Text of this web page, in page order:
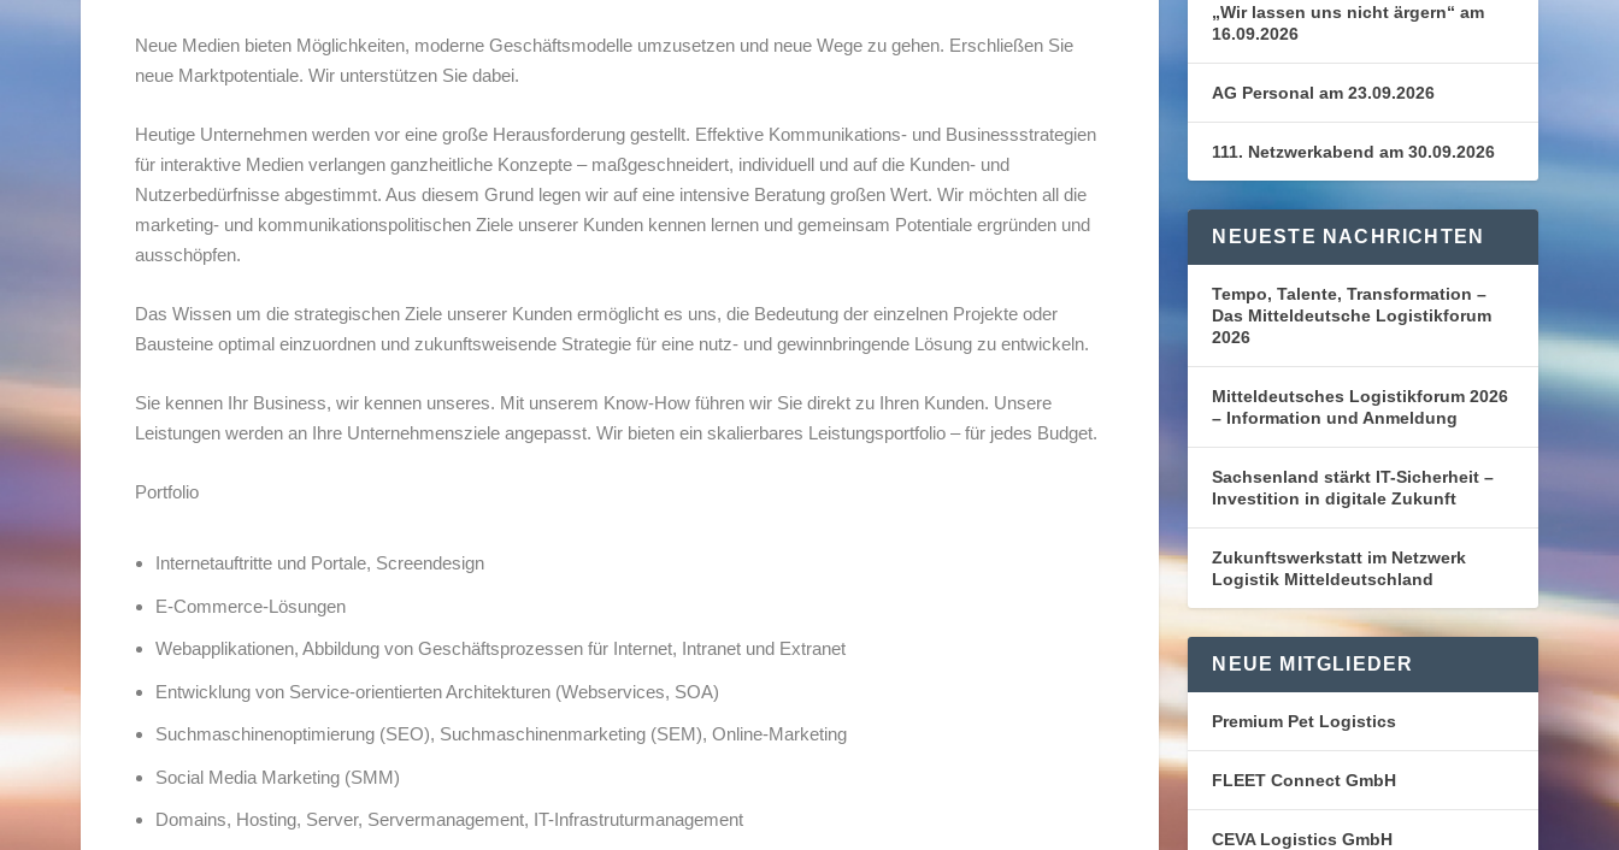
Neue Medien bieten Möglichkeiten, moderne Geschäftsmodelle umzusetzen und neue Wege zu gehen. Erschließen Sie
neue Marktpotentiale. Wir unterstützen Sie dabei.
Heutige Unternehmen werden vor eine große Herausforderung gestellt. Effektive Kommunikations- und Businessstrategien
für interaktive Medien verlangen ganzheitliche Konzepte – maßgeschneidert, individuell und auf die Kunden- und
Nutzerbedürfnisse abgestimmt. Aus diesem Grund legen wir auf eine intensive Beratung großen Wert. Wir möchten all die
marketing- und kommunikationspolitischen Ziele unserer Kunden kennen lernen und gemeinsam Potentiale ergründen und
ausschöpfen.
Das Wissen um die strategischen Ziele unserer Kunden ermöglicht es uns, die Bedeutung der einzelnen Projekte oder
Bausteine optimal einzuordnen und zukunftsweisende Strategie für eine nutz- und gewinnbringende Lösung zu entwickeln.
Sie kennen Ihr Business, wir kennen unseres. Mit unserem Know-How führen wir Sie direkt zu Ihren Kunden. Unsere
Leistungen werden an Ihre Unternehmensziele angepasst. Wir bieten ein skalierbares Leistungsportfolio – für jedes Budget.
Portfolio
Internetauftritte und Portale, Screendesign
E-Commerce-Lösungen
Webapplikationen, Abbildung von Geschäftsprozessen für Internet, Intranet und Extranet
Entwicklung von Service-orientierten Architekturen (Webservices, SOA)
Suchmaschinenoptimierung (SEO), Suchmaschinenmarketing (SEM), Online-Marketing
Social Media Marketing (SMM)
Domains, Hosting, Server, Servermanagement, IT-Infrastruturmanagement
„Wir lassen uns nicht ärgern“ am
16.09.2026
AG Personal am 23.09.2026
111. Netzwerkabend am 30.09.2026
NEUESTE NACHRICHTEN
Tempo, Talente, Transformation –
Das Mitteldeutsche Logistikforum
2026
Mitteldeutsches Logistikforum 2026
– Information und Anmeldung
Sachsenland stärkt IT-Sicherheit –
Investition in digitale Zukunft
Zukunftswerkstatt im Netzwerk
Logistik Mitteldeutschland
NEUE MITGLIEDER
Premium Pet Logistics
FLEET Connect GmbH
CEVA Logistics GmbH